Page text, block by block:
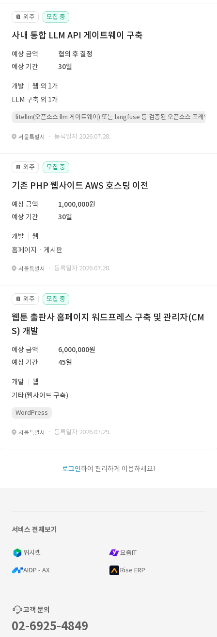
📔 외주 모집 중
사내 통합 LLM API 게이트웨이 구축
예상 금액
협의 후 결정
예상 기간
30일
개발
웹 외 1개
LLM 구축 외 1개
litellm(오픈소스 llm 게이트웨이) 또는 langfuse 등 검증된 오픈소스 프레임워
서울특별시 · 등록일자 2026.07.28.
📔 외주 모집 중
기존 PHP 웹사이트 AWS 호스팅 이전
예상 금액
1,000,000원
예상 기간
30일
개발
웹
홈페이지ㆍ게시판
서울특별시 · 등록일자 2026.07.28.
📔 외주 모집 중
웹툰 출판사 홈페이지 워드프레스 구축 및 관리자(CM
S) 개발
예상 금액
6,000,000원
예상 기간
45일
개발
웹
기타(웹사이트 구축)
WordPress
서울특별시 · 등록일자 2026.07.29.
로그인하여 편리하게 이용하세요!
서비스 전체보기
위시켓 요즘IT
AIDP - AX Rise ERP
고객 문의
02-6925-4849